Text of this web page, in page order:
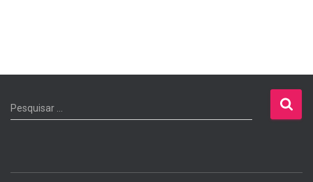
P
e
Pesquisar …